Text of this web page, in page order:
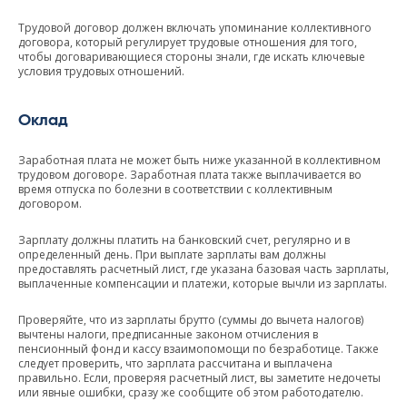
Трудовой договор должен включать упоминание коллективного
договора, который регулирует трудовые отношения для того,
чтобы договаривающиеся стороны знали, где искать ключевые
условия трудовых отношений.
Оклад
Заработная плата не может быть ниже указанной в коллективном
трудовом договоре. Заработная плата также выплачивается во
время отпуска по болезни в соответствии с коллективным
договором.
Зарплату должны платить на банковский счет, регулярно и в
определенный день. При выплате зарплаты вам должны
предоставлять расчетный лист, где указана базовая часть зарплаты,
выплаченные компенсации и платежи, которые вычли из зарплаты.
Проверяйте, что из зарплаты брутто (суммы до вычета налогов)
вычтены налоги, предписанные законом отчисления в
пенсионный фонд и кассу взаимопомощи по безработице. Также
следует проверить, что зарплата рассчитана и выплачена
правильно. Если, проверяя расчетный лист, вы заметите недочеты
или явные ошибки, сразу же сообщите об этом работодателю.